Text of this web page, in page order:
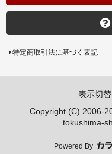
特定商取引法に基づく表記
表示切
Copyright (C) 2006-
tokushima-
Powered By